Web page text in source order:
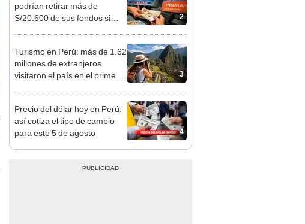
2
podrían retirar más de
S/20.600 de sus fondos si
3
Turismo en Perú: más de 1.62
millones de extranjeros
visitaron el país en el primer
4
Precio del dólar hoy en Perú:
así cotiza el tipo de cambio
para este 5 de agosto